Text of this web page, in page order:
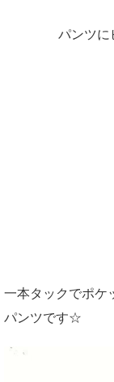
パンツ
一本タックでポケ
パンツです☆